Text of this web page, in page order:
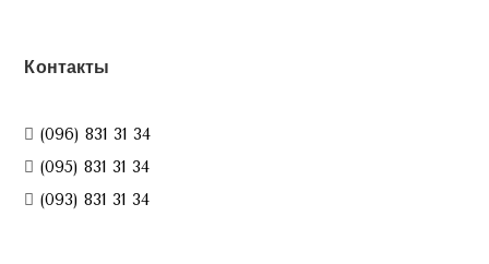
Контакты
(096) 831 31 34
(095) 831 31 34
(093) 831 31 34